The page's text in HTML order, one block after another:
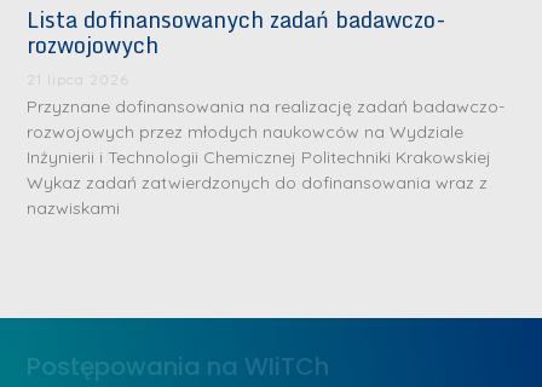
Lista dofinansowanych zadań badawczo-
rozwojowych
21 lipca 2026
Przyznane dofinansowania na realizację zadań badawczo-
rozwojowych przez młodych naukowców na Wydziale
Inżynierii i Technologii Chemicznej Politechniki Krakowskiej
Wykaz zadań zatwierdzonych do dofinansowania wraz z
nazwiskami
Postępowania na WIiTCh
S
r
e
b
r
n
d
a
D
ż
M